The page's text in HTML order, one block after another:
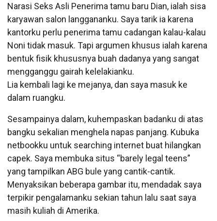
Narasi Seks Asli Penerima tamu baru Dian, ialah sisa
karyawan salon langgananku. Saya tarik ia karena
kantorku perlu penerima tamu cadangan kalau-kalau
Noni tidak masuk. Tapi argumen khusus ialah karena
bentuk fisik khususnya buah dadanya yang sangat
mengganggu gairah kelelakianku.
Lia kembali lagi ke mejanya, dan saya masuk ke
dalam ruangku.
Sesampainya dalam, kuhempaskan badanku di atas
bangku sekalian menghela napas panjang. Kubuka
netbookku untuk searching internet buat hilangkan
capek. Saya membuka situs “barely legal teens”
yang tampilkan ABG bule yang cantik-cantik.
Menyaksikan beberapa gambar itu, mendadak saya
terpikir pengalamanku sekian tahun lalu saat saya
masih kuliah di Amerika.